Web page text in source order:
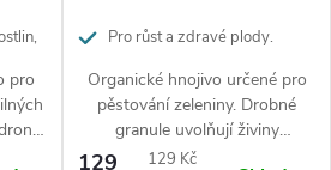
pro
Pro růst a zdravé plody.
Organické hnojivo určené pro
pěstování zeleniny. Drobné
granule uvolňují živiny
postupně po dobu 3 měsíců.
129
Měrná
129 Kč